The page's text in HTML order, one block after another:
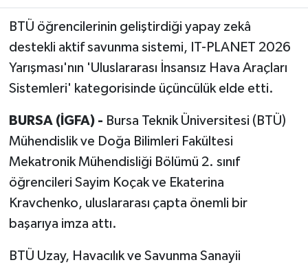
BTÜ öğrencilerinin geliştirdiği yapay zekâ
destekli aktif savunma sistemi, IT-PLANET 2026
Yarışması'nın 'Uluslararası İnsansız Hava Araçları
Sistemleri' kategorisinde üçüncülük elde etti.
BURSA (İGFA) - Bursa Teknik Üniversitesi (BTÜ)
Mühendislik ve Doğa Bilimleri Fakültesi
Mekatronik Mühendisliği Bölümü 2. sınıf
öğrencileri Sayim Koçak ve Ekaterina
Kravchenko, uluslararası çapta önemli bir
başarıya imza attı.
BTÜ Uzay, Havacılık ve Savunma Sanayii